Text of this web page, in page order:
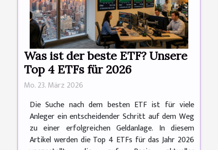
Was ist der beste ETF? Unsere
Top 4 ETFs für 2026
Mo. 23. März 2026
Die Suche nach dem besten ETF ist für viele
Anleger ein entscheidender Schritt auf dem Weg
zu einer erfolgreichen Geldanlage. In diesem
Artikel werden die Top 4 ETFs für das Jahr 2026